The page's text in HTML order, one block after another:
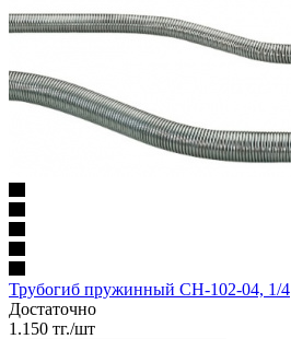
Трубогиб пружинный CH-102-04, 1/4
Достаточно
1.150 тг./шт